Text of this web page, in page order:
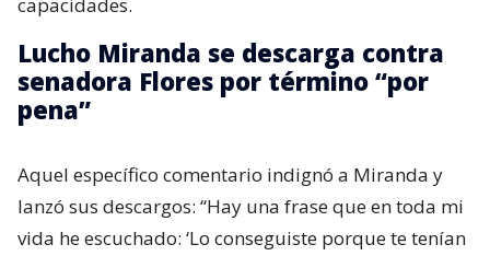
capacidades.
Lucho Miranda se descarga contra
senadora Flores por término “por
pena”
Aquel específico comentario indignó a Miranda y
lanzó sus descargos: “Hay una frase que en toda mi
vida he escuchado: ‘Lo conseguiste porque te tenían